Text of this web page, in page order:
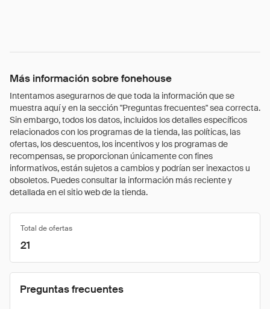
Más información sobre fonehouse
Intentamos asegurarnos de que toda la información que se
muestra aquí y en la sección "Preguntas frecuentes" sea correcta.
Sin embargo, todos los datos, incluidos los detalles específicos
relacionados con los programas de la tienda, las políticas, las
ofertas, los descuentos, los incentivos y los programas de
recompensas, se proporcionan únicamente con fines
informativos, están sujetos a cambios y podrían ser inexactos u
obsoletos. Puedes consultar la información más reciente y
detallada en el sitio web de la tienda.
Total de ofertas
21
Preguntas frecuentes